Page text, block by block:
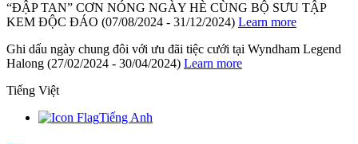
“ĐẬP TAN” CƠN NÓNG NGÀY HÈ CÙNG BỘ SƯU TẬP
KEM ĐỘC ĐÁO (07/08/2024 - 31/12/2024) Learn more
Ghi dấu ngày chung đôi với ưu đãi tiệc cưới tại Wyndham Legend
Halong (27/02/2024 - 30/04/2024) Learn more
Tiếng Việt
Tiếng Anh